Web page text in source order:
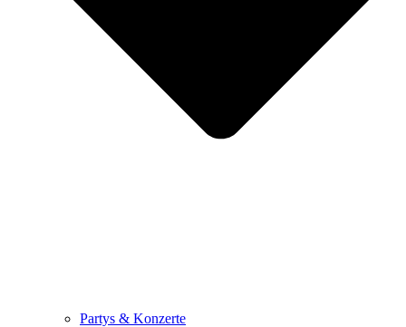
Partys & Konzerte